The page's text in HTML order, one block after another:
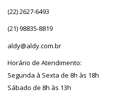
(22) 2627-6493
(21) 98835-8819
aldy@aldy.com.br
Horário de Atendimento:
Segunda à Sexta de 8h às 18h
Sábado de 8h às 13h